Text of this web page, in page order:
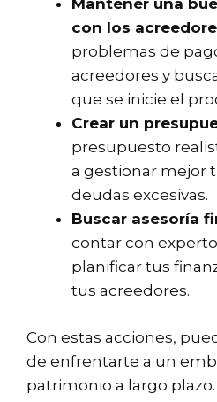
Mantener una
con los
problemas de
acreedores y
que se inicie el
Crear un
presupuesto
a gestionar mejor
deudas excesivas.
Buscar asesoría
contar con
planificar tus
tus acreedores.
Con estas acciones,
de enfrentarte a un
patrimonio a largo plazo.